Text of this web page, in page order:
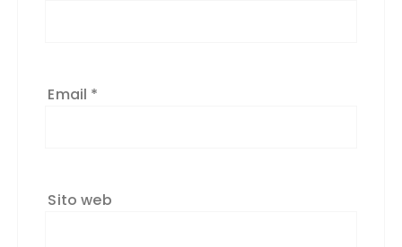
Email *
Sito web